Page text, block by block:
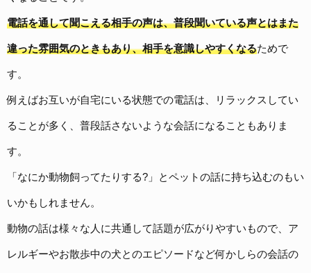
電話を通して聞こえる相手の声は、普段聞いている声とはまた
違った雰囲気のときもあり、相手を意識しやすくなるためで
す。
例えばお互いが自宅にいる状態での電話は、リラックスしてい
ることが多く、普段話さないような会話になることもありま
す。
「なにか動物飼ってたりする?」とペットの話に持ち込むのもい
いかもしれません。
動物の話は様々な人に共通して話題が広がりやすいもので、ア
レルギーやお散歩中の犬とのエピソードなど何かしらの会話の